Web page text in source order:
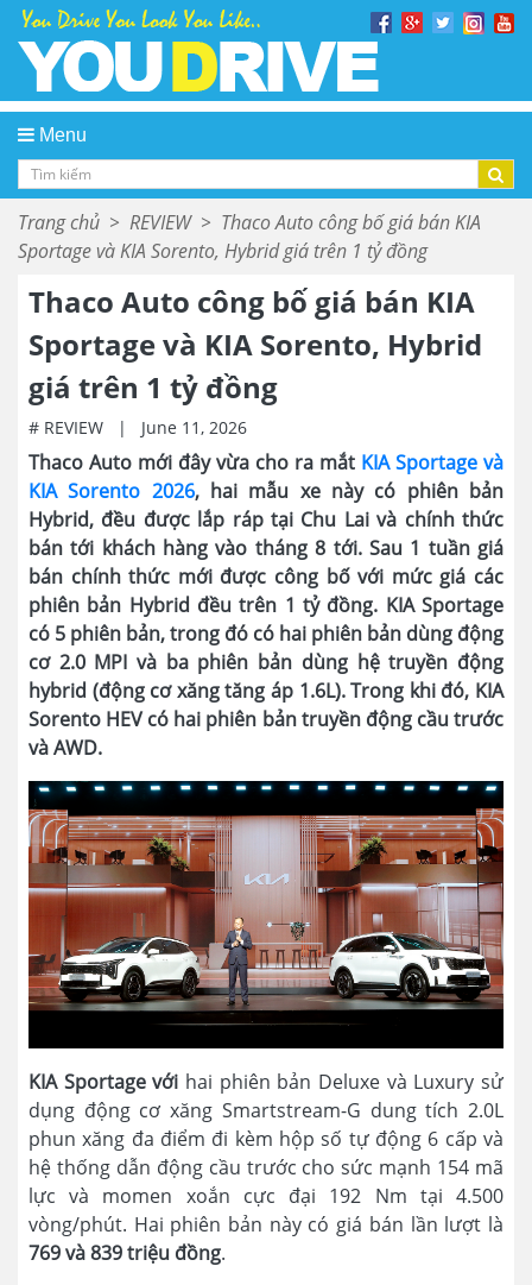
Menu
Trang chủ > REVIEW > Thaco Auto công bố giá bán KIA
Sportage và KIA Sorento, Hybrid giá trên 1 tỷ đồng
Thaco Auto công bố giá bán KIA
Sportage và KIA Sorento, Hybrid
giá trên 1 tỷ đồng
# REVIEW | June 11, 2026
Thaco Auto mới đây vừa cho ra mắt KIA Sportage và
KIA Sorento 2026, hai mẫu xe này có phiên bản
Hybrid, đều được lắp ráp tại Chu Lai và chính thức
bán tới khách hàng vào tháng 8 tới. Sau 1 tuần giá
bán chính thức mới được công bố với mức giá các
phiên bản Hybrid đều trên 1 tỷ đồng. KIA Sportage
có 5 phiên bản, trong đó có hai phiên bản dùng động
cơ 2.0 MPI và ba phiên bản dùng hệ truyền động
hybrid (động cơ xăng tăng áp 1.6L). Trong khi đó, KIA
Sorento HEV có hai phiên bản truyền động cầu trước
và AWD.
KIA Sportage với hai phiên bản Deluxe và Luxury sử
dụng động cơ xăng Smartstream-G dung tích 2.0L
phun xăng đa điểm đi kèm hộp số tự động 6 cấp và
hệ thống dẫn động cầu trước cho sức mạnh 154 mã
lực và momen xoắn cực đại 192 Nm tại 4.500
vòng/phút. Hai phiên bản này có giá bán lần lượt là
769 và 839 triệu đồng.